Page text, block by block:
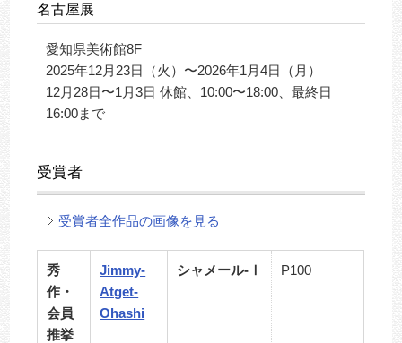
名古屋展
愛知県美術館8F
2025年12月23日（火）〜2026年1月4日（月）
12月28日〜1月3日 休館、10:00〜18:00、最終日
16:00まで
受賞者
受賞者全作品の画像を見る
秀
作・
会員
推挙
Jimmy-
Atget-
Ohashi
シャメール-Ⅰ P100